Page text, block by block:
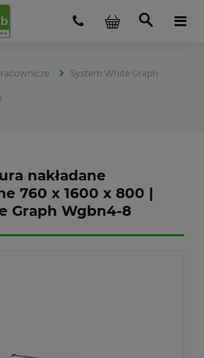
System White Graph
nakładane
760 x 1600 x 800 |
Graph Wgbn4-8